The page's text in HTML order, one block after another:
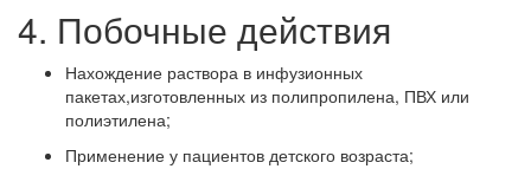
4. Побочные действия
Нахождение раствора в инфузионных
пакетах,изготовленных из полипропилена, ПВХ или
полиэтилена;
Применение у пациентов детского возраста;